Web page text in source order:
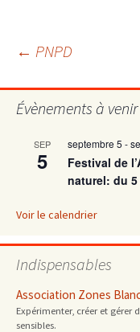
des
articles
← PNPD
Évènements à venir
SEP
5
septembre 5 -
Festival de
naturel: du
Voir le calendrier
Indispensables
Association Zones
Expérimenter, créer et gérer
sensibles.